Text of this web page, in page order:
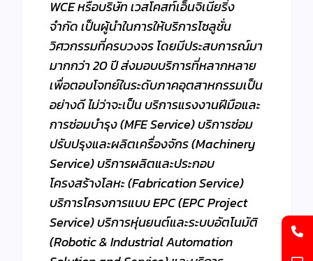
WCE หรือบริษัท เวสโคสท์เอ็นจิเนียริ่ง
จำกัด เป็นผู้นำในการให้บริการโซลูชั่น
วิศวกรรมที่ครบวงจร โดยมีประสบการณ์มา
มากกว่า 20 ปี ส่งมอบบริการที่หลากหลาย
เพื่อตอบโจทย์ในระดับภาคอุตสาหกรรมเป็น
อย่างดี ไม่ว่าจะเป็น บริการแรงงานฝีมือและ
การซ่อมบำรุง (MFE Service) บริการซ่อม
ปรับปรุงและผลิตเครื่องจักร (Machinery
Service) บริการผลิตและประกอบ
โครงสร้างโลหะ (Fabrication Service)
บริการโครงการแบบ EPC (EPC Project
Service) บริการหุ่นยนต์และระบบอัตโนมัติ
(Robotic & Industrial Automation